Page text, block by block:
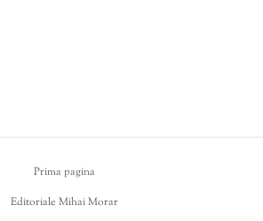
Prima pagina
Editoriale Mihai Morar